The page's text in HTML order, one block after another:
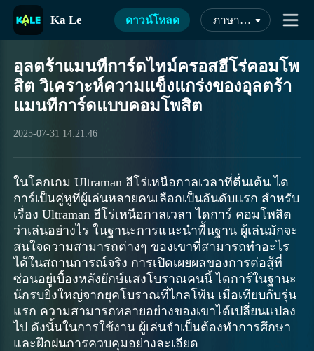
Ka Le ดาวน์โหลด ภาษาไทย
อุลตร้าแมนทีการ์ดไทม์ครอสฮีโร่คอมโพ
สิต วิเคราะห์ความแข็งแกร่งของอุลตร้า
แมนทีการ์ดแบบคอมโพสิต
2025-07-31 14:21:46
ในโลกเกม Ultraman ฮีโร่เหนือกาลเวลาที่ตื่นเต้น ได
การ์เป็นคู่หูที่ผู้เล่นหลายคนเลือกเป็นอันดับแรก สำหรับ
เรื่อง Ultraman ฮีโร่เหนือกาลเวลา ไดการ์ คอมโพสิต
ว่าเล่นอย่างไร ในฐานะการแนะนำพื้นฐาน ผู้เล่นมักจะ
สนใจความสามารถต่างๆ ของเขาที่สามารถทำอะไร
ได้ในสถานการณ์จริง การเปิดเผยผลของการต่อสู้ที่
ซ่อนอยู่เบื้องหลังยักษ์แสงโบราณคนนี้ ไดการ์ในฐานะ
นักรบยิ่งใหญ่จากยุคโบราณที่ไกลโพ้น เมื่อเทียบกับรุ่น
แรก ความสามารถหลายอย่างของเขาได้เปลี่ยนแปลง
ไป ดังนั้นในการใช้งาน ผู้เล่นจำเป็นต้องทำการศึกษา
และฝึกฝนการควบคุมอย่างละเอียด